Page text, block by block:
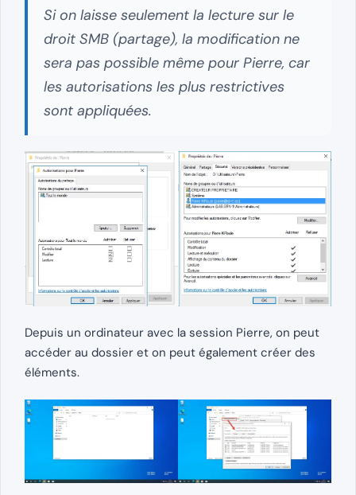
Si on laisse seulement la lecture sur le
droit SMB (partage), la modification ne
sera pas possible même pour Pierre, car
les autorisations les plus restrictives
sont appliquées.
Depuis un ordinateur avec la session Pierre, on peut
accéder au dossier et on peut également créer des
éléments.